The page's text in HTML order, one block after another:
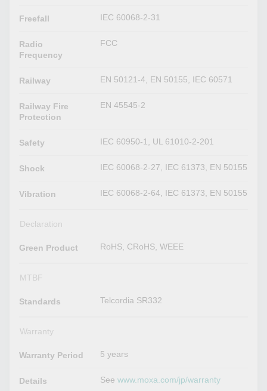
Freefall IEC 60068-2-31
Radio
Frequency
FCC
Railway EN 50121-4, EN 50155, IEC 60571
Railway Fire
Protection
EN 45545-2
Safety IEC 60950-1, UL 61010-2-201
Shock IEC 60068-2-27, IEC 61373, EN 50155
Vibration IEC 60068-2-64, IEC 61373, EN 50155
Declaration
Green Product RoHS, CRoHS, WEEE
MTBF
Standards Telcordia SR332
Warranty
Warranty Period 5 years
Details Seewww.moxa.com/jp/warranty